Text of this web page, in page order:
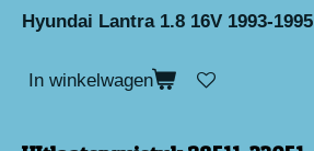
Hyundai Lantra 1.8 16V 1993-1995
In winkelwagen